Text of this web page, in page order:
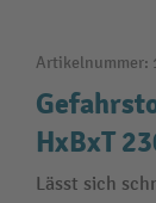
Artikelnummer:
HxBxT
Lässt sich